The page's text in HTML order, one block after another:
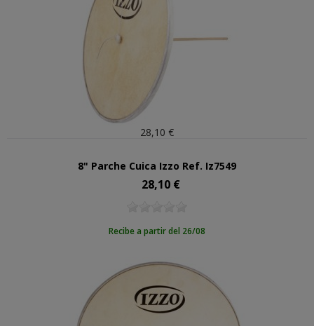
28,10 €
8" Parche Cuica Izzo Ref. Iz7549
Precio
28,10 €
Recibe a partir del 26/08